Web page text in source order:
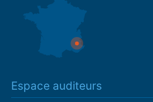
Espace auditeurs